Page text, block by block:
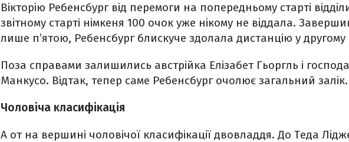
Вікторію Ребенсбург від перемоги на попередньому старті
звітному старті німкеня 100 очок уже нікому не віддала.
лише п’ятою, Ребенсбург блискуче здолала дистанцію у другому
Поза справами залишились австрійка Елізабет Гьоргль і
Манкусо. Відтак, тепер саме Ребенсбург очолює загальний залік.
Чоловіча класифікація
А от на вершині чоловічої класифікації двовладдя. До Теда